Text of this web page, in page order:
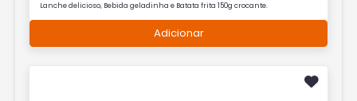
Lanche delicioso, Bebida geladinha e Batata frita 150g crocante.
Adicionar